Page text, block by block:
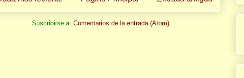
Suscribirse a: Comentarios de la entrada (Atom)